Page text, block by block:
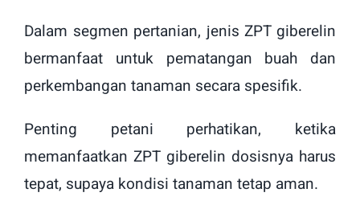
Dalam segmen pertanian, jenis ZPT giberelin
bermanfaat untuk pematangan buah dan
perkembangan tanaman secara spesifik.
Penting petani perhatikan, ketika
memanfaatkan ZPT giberelin dosisnya harus
tepat, supaya kondisi tanaman tetap aman.